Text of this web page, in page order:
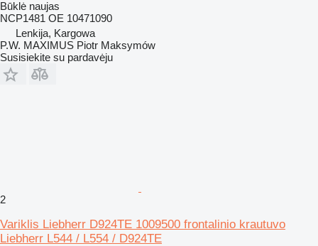
Būklė naujas
NCP1481 OE 10471090
Lenkija, Kargowa
P.W. MAXIMUS Piotr Maksymów
Susisiekite su pardavėju
2
Variklis Liebherr D924TE 1009500 frontalinio krautuvo
Liebherr L544 / L554 / D924TE